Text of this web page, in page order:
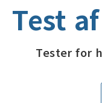
Test
Tester for